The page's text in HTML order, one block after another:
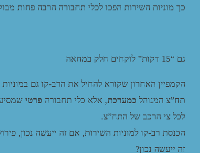
כך מוניות השירות הפכו לכלי תחבורה הרבה פחות
גם “15 דקות” לוקחים חלק במחאה
הקמפיין האחרון שקורא להחיל את הרב-קו גם במוניות
תח”צ המנוהל כמערכת, אלא כלי תחבורה פרטי
לכל צי הרכב של התח”צ.
הכנסת רב-קו למוניות השירות, אם זה ייעשה נכון,
זה ייעשה נכון?